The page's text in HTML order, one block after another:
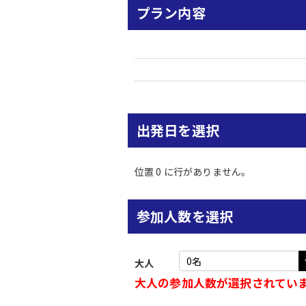
プラン内容
出発日を選択
位置 0 に行がありません。
参加人数を選択
大人
大人の参加人数が選択されてい